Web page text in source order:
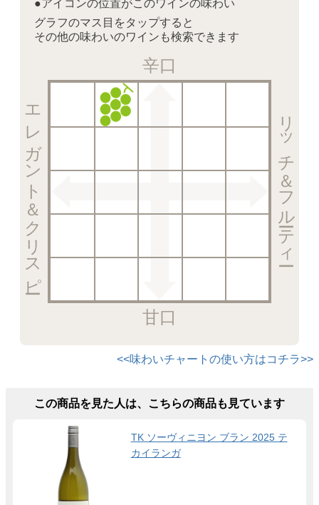
●アイコンの位置がこのワインの味わい
グラフのマス目をタップすると
その他の味わいのワインも検索できます
辛口
リッチ＆フルーティー
甘口
エレガント＆クリスピー
<<味わいチャートの使い方はコチラ>>
この商品を見た人は、こちらの商品も見ています
TK ソーヴィニヨン ブラン 2025 テ
カイランガ